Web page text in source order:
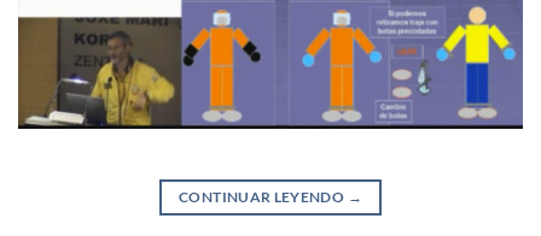
CONTINUAR LEYENDO →